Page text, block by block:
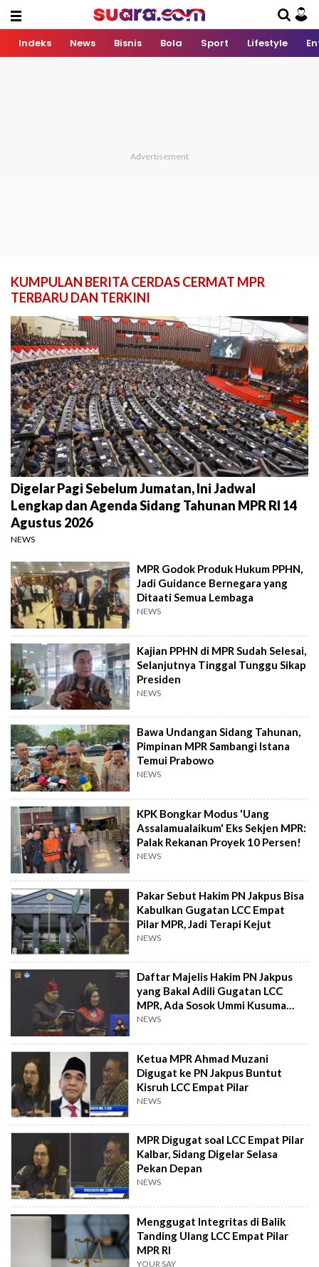
Indeks News Bisnis Bola Sport Lifestyle
KUMPULAN BERITA CERDAS CERMAT MPR
TERBARU DAN TERKINI
Digelar Pagi Sebelum Jumatan, Ini Jadwal
Lengkap dan Agenda Sidang Tahunan MPR RI 14
Agustus 2026
NEWS
MPR Godok Produk Hukum PPHN,
Jadi Guidance Bernegara yang
Ditaati Semua Lembaga
NEWS
Kajian PPHN di MPR Sudah Selesai,
Selanjutnya Tinggal Tunggu Sikap
Presiden
NEWS
Bawa Undangan Sidang Tahunan,
Pimpinan MPR Sambangi Istana
Temui Prabowo
NEWS
KPK Bongkar Modus 'Uang
Assalamualaikum' Eks Sekjen MPR:
Palak Rekanan Proyek 10 Persen!
NEWS
Pakar Sebut Hakim PN Jakpus Bisa
Kabulkan Gugatan LCC Empat
Pilar MPR, Jadi Terapi Kejut
NEWS
Daftar Majelis Hakim PN Jakpus
yang Bakal Adili Gugatan LCC
MPR, Ada Sosok Ummi Kusuma
Putri
NEWS
Ketua MPR Ahmad Muzani
Digugat ke PN Jakpus Buntut
Kisruh LCC Empat Pilar
NEWS
MPR Digugat soal LCC Empat Pilar
Kalbar, Sidang Digelar Selasa
Pekan Depan
NEWS
Menggugat Integritas di Balik
Tanding Ulang LCC Empat Pilar
MPR RI
YOUR SAY